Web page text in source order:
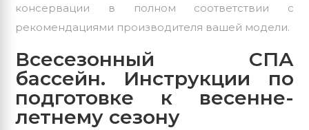
консервации в полном соответствии с
рекомендациями производителя вашей модели.
Всесезонный СПА
бассейн. Инструкции по
подготовке к весенне-
летнему сезону